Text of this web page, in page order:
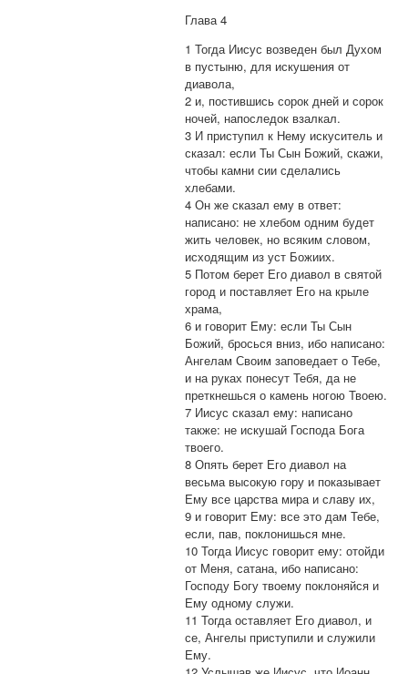
Глава 4
1 Тогда Иисус возведен был Духом
в пустыню, для искушения от
диавола,
2 и, постившись сорок дней и сорок
ночей, напоследок взалкал.
3 И приступил к Нему искуситель и
сказал: если Ты Сын Божий, скажи,
чтобы камни сии сделались
хлебами.
4 Он же сказал ему в ответ:
написано: не хлебом одним будет
жить человек, но всяким словом,
исходящим из уст Божиих.
5 Потом берет Его диавол в святой
город и поставляет Его на крыле
храма,
6 и говорит Ему: если Ты Сын
Божий, бросься вниз, ибо написано:
Ангелам Своим заповедает о Тебе,
и на руках понесут Тебя, да не
преткнешься о камень ногою Твоею.
7 Иисус сказал ему: написано
также: не искушай Господа Бога
твоего.
8 Опять берет Его диавол на
весьма высокую гору и показывает
Ему все царства мира и славу их,
9 и говорит Ему: все это дам Тебе,
если, пав, поклонишься мне.
10 Тогда Иисус говорит ему: отойди
от Меня, сатана, ибо написано:
Господу Богу твоему поклоняйся и
Ему одному служи.
11 Тогда оставляет Его диавол, и
се, Ангелы приступили и служили
Ему.